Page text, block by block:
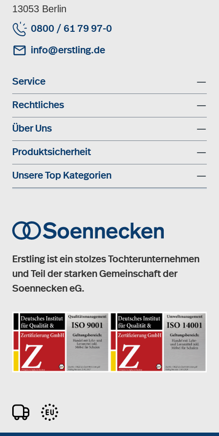
13053 Berlin
0800 / 61 79 97-0
info@erstling.de
Service
Rechtliches
Über Uns
Produktsicherheit
Unsere Top Kategorien
Erstling ist ein stolzes Tochterunternehmen
und Teil der starken Gemeinschaft der
Soennecken eG.